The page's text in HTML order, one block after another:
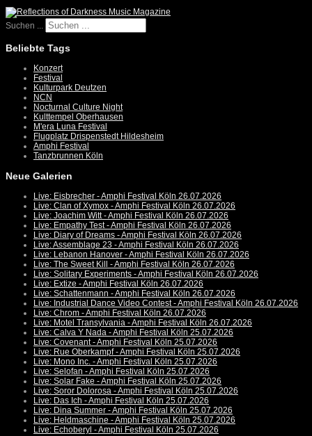
Suchen ...
Beliebte Tags
Konzert
Festival
Kulturpark Deutzen
NCN
Nocturnal Culture Night
Kulttempel Oberhausen
M'era Luna Festival
Flugplatz Drispenstedt Hildesheim
Amphi Festival
Tanzbrunnen Köln
Neue Galerien
Live: Eisbrecher - Amphi Festival Köln 26.07.2026
Live: Clan of Xymox - Amphi Festival Köln 26.07.2026
Live: Joachim Witt - Amphi Festival Köln 26.07.2026
Live: Empathy Test - Amphi Festival Köln 26.07.2026
Live: Diary of Dreams - Amphi Festival Köln 26.07.2026
Live: Assemblage 23 - Amphi Festival Köln 26.07.2026
Live: Lebanon Hanover - Amphi Festival Köln 26.07.2026
Live: The Sweet Kill - Amphi Festival Köln 26.07.2026
Live: Solitary Experiments - Amphi Festival Köln 26.07.2026
Live: Extize - Amphi Festival Köln 26.07.2026
Live: Schattenmann - Amphi Festival Köln 26.07.2026
Live: Industrial Dance Video Contest - Amphi Festival Köln 26.07.2026
Live: Chrom - Amphi Festival Köln 26.07.2026
Live: Motel Transylvania - Amphi Festival Köln 26.07.2026
Live: Calva Y Nada - Amphi Festival Köln 25.07.2026
Live: Covenant - Amphi Festival Köln 25.07.2026
Live: Rue Oberkampf - Amphi Festival Köln 25.07.2026
Live: Mono Inc. - Amphi Festival Köln 25.07.2026
Live: Selofan - Amphi Festival Köln 25.07.2026
Live: Solar Fake - Amphi Festival Köln 25.07.2026
Live: Soror Dolorosa - Amphi Festival Köln 25.07.2026
Live: Das Ich - Amphi Festival Köln 25.07.2026
Live: Dina Summer - Amphi Festival Köln 25.07.2026
Live: Heldmaschine - Amphi Festival Köln 25.07.2026
Live: Echoberyl - Amphi Festival Köln 25.07.2026